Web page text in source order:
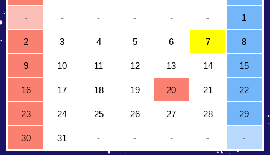
- - - - - - 1
2 3 4 5 6 7 8
9 10 11 12 13 14 15
16 17 18 19 20 21 22
23 24 25 26 27 28 29
30 31 - - - - -